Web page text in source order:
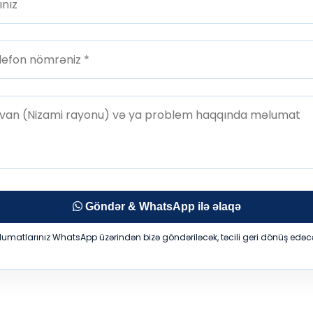
Göndər & WhatsApp ilə əlaqə
WhatsApp üzərindən bizə göndəriləcək, təcili geri dönüş